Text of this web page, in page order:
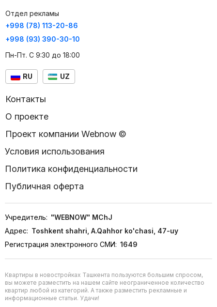
Отдел рекламы
+998 (78) 113-20-86
+998 (93) 390-30-10
Пн-Пт. С 9:30 до 18:00
RU UZ
Контакты
О проекте
Проект компании Webnow ©
Условия использования
Политика конфиденциальности
Публичная оферта
Учредитель: "WEBNOW" MChJ
Адрес: Toshkent shahri, A.Qahhor ko'chasi, 47-uy
Регистрация электронного СМИ: 1649
Квартиры в новостройках Ташкента пользуются большим спросом,
вы можете разместить на нашем сайте неограниченное количество
квартир любой из категорий. А также разместить рекламные и
информационные статьи. Удачи!